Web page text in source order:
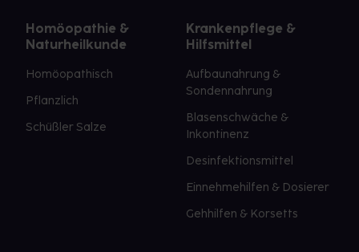
Homöopathie &
Naturheilkunde
Homöopathisch
Pflanzlich
Schüßler Salze
Krankenpflege &
Hilfsmittel
Aufbaunahrung &
Sondennahrung
Blasenschwäche &
Inkontinenz
Desinfektionsmittel
Einnehmehilfen & Dosierer
Gehhilfen & Korsetts